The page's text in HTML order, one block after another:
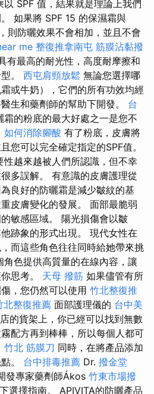
SPF 值，結果就是理論上我們
如果將 SPF 15 的保濕霜與
則防曬效果不會相加，並且不會
me 整復推拿南屯 筋膜沾黏撥
有最高的耐光性，高度耐摩擦和
。 西屯肩頸放鬆 無論您選擇哪
或牛奶），它們的所有功效均經
生和藥劑師的幫助下開發。 台
霜的粉底的最大好處之一是您不
如何消除腳酸 有了粉底，皮膚將
您可以完全確定指定的SPF值。
性越來越被人們所認識，但不幸
多誤解。 有意識的皮膚護理從
良好的防曬霜是減少皺紋的基
皮膚變化的發展。 面部最脆弱
敏感區域。 陽光損傷會以皺
跡象的形式出現。 現代女性在
而這些角色往往同時給她帶來挑
色提供高質量的在線內容，讓
思考。 天母 撥筋 如果儘管有所
，您仍然可以使用 竹北整復推
北整復推薦 面部護理儀的 台中美
的貨架上，你已經可以找到無數
配方再到棒棒，所以每個人都可
竹北 筋膜刀 同時，在將產品添加
。 台中排毒推薦 Dr. 撥金堂
發專家藥劑師Ákos 竹東市場撥
選擇指南。 APIVITA的防曬產品